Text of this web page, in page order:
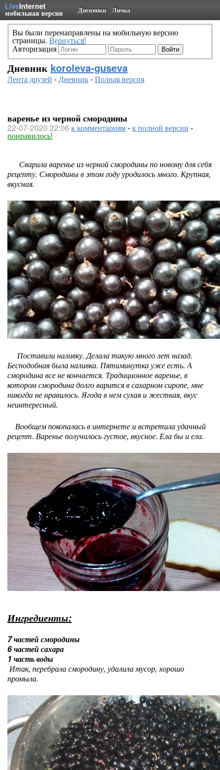
LiveInternet
мобильная версия Дневники Личка
Вы были перенаправлены на мобильную версию
страницы. Вернуться!
Авторизация
Дневник koroleva-guseva
Лента друзей -Дневник-Полная версия
варенье из черной смородины
22-07-2020 22:06 к комментариям-к полной версии -
понравилось!
Сварила варенье из черной смородины по новому для себя
рецепту. Смородины в этом году уродилось много. Крупная,
вкусная.
Поставили наливку. Делала такую много лет назад.
Бесподобная была наливка. Пятиминутка уже есть. А
смородина все не кончается. Традиционное варенье, в
котором смородина долго варится в сахарном сиропе, мне
никогда не нравилось. Ягода в нем сухая и жесткая, вкус
неинтересный.
Вообщем покопалась в интернете и встретила удачный
рецепт. Варенье получилось густое, вкусное. Ела бы и ела.
Ингредиенты:
7 частей смородины
6 частей сахара
1 часть воды
Итак, перебрала смородину, удалила мусор, хорошо
промыла.